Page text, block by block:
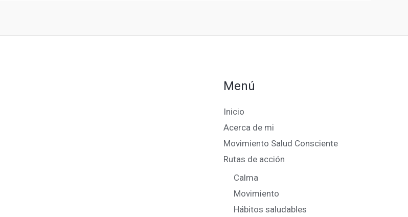
Menú
Inicio
Acerca de mi
Movimiento Salud Consciente
Rutas de acción
Calma
Movimiento
Hábitos saludables